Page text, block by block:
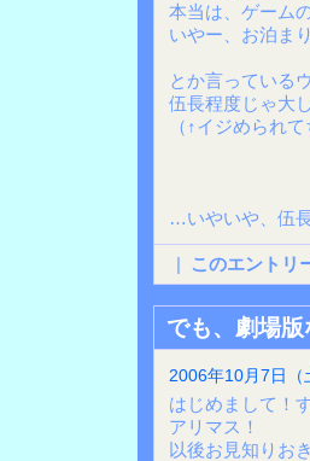
本当は、ゲーム
いやー、お泊ま
とか言っている
伍長程度じゃ大
（↑イジめられ
…いやいや、伍
| このエントリ
でも、劇場
2006年10月7日（
はじめまして！
アリマス！
以後お見知りお